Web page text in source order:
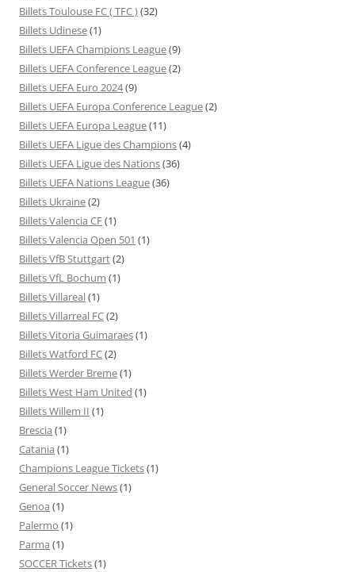
Billets Toulouse FC ( TFC )(32)
Billets Udinese(1)
Billets UEFA Champions League(9)
Billets UEFA Conference League(2)
Billets UEFA Euro 2024(9)
Billets UEFA Europa Conference League(2)
Billets UEFA Europa League(11)
Billets UEFA Ligue des Champions(4)
Billets UEFA Ligue des Nations(36)
Billets UEFA Nations League(36)
Billets Ukraine(2)
Billets Valencia CF(1)
Billets Valencia Open 501 (1)
Billets VfB Stuttgart(2)
Billets VfL Bochum (1)
Billets Villareal(1)
Billets Villarreal FC(2)
Billets Vitoria Guimaraes(1)
Billets Watford FC(2)
Billets Werder Breme(1)
Billets West Ham United (1)
Billets Willem II (1)
Brescia (1)
Catania (1)
Champions League Tickets(1)
General Soccer News(1)
Genoa (1)
Palermo (1)
Parma (1)
SOCCER Tickets(1)